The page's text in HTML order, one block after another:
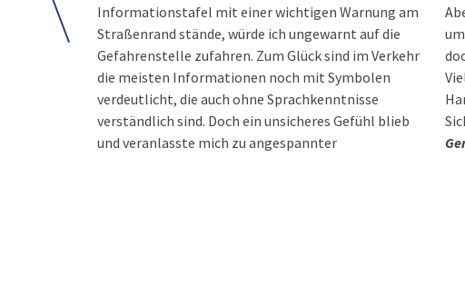
Informationstafel mit einer wichtigen Warnung am
Straßenrand stände, würde ich ungewarnt auf die
Gefahrenstelle zufahren. Zum Glück sind im Verkehr
die meisten Informationen noch mit Symbolen
verdeutlicht, die auch ohne Sprachkenntnisse
verständlich sind. Doch ein unsicheres Gefühl blieb
und veranlasste mich zu angespannter